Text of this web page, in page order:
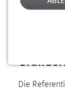
Wie
darauf
Die